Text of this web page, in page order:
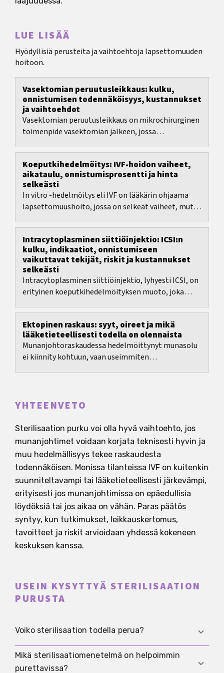
LUE LISÄÄ
Hyödyllisiä perusteita ja vaihtoehtoja lapsettomuuden
hoitoon.
Vasektomian peruutusleikkaus: kulku,
onnistumisen todennäköisyys, kustannukset
ja vaihtoehdot
Vasektomian peruutusleikkaus on mikrochirurginen
toimenpide vasektomian jälkeen, jossa
Koeputkihedelmöitys: IVF-hoidon vaiheet,
aikataulu, onnistumisprosentti ja hinta
selkeästi
In vitro -hedelmöitys eli IVF on lääkärin ohjaama
lapsettomuushoito, jossa on selkeät vaiheet, mutta
Intracytoplasminen siittiöinjektio: ICSI:n
kulku, indikaatiot, onnistumiseen
vaikuttavat tekijät, riskit ja kustannukset
selkeästi
Intracytoplasminen siittiöinjektio, lyhyesti ICSI, on
erityinen koeputkihedelmöityksen muoto, joka
Ektopinen raskaus: syyt, oireet ja mikä
lääketieteellisesti todella on olennaista
Munanjohtoraskaudessa hedelmöittynyt munasolu
ei kiinnity kohtuun, vaan useimmiten
YHTEENVETO
Sterilisaation purku voi olla hyvä vaihtoehto, jos
munanjohtimet voidaan korjata teknisesti hyvin ja
muu hedelmällisyys tekee raskaudesta
todennäköisen. Monissa tilanteissa IVF on kuitenkin
suunniteltavampi tai lääketieteellisesti järkevämpi,
erityisesti jos munanjohtimissa on epäedullisia
löydöksiä tai jos aikaa on vähän. Paras päätös
syntyy, kun tutkimukset, leikkauskertomus,
tavoitteet ja riskit arvioidaan yhdessä kokeneen
keskuksen kanssa.
USEIN KYSYTTYÄ STERILISAATION
PURUSTA
Voiko sterilisaation todella perua?
Usein purku on mahdollinen, erityisesti jos on
Mikä sterilisaatiomenetelmä on helpoimmin
purettavissa?